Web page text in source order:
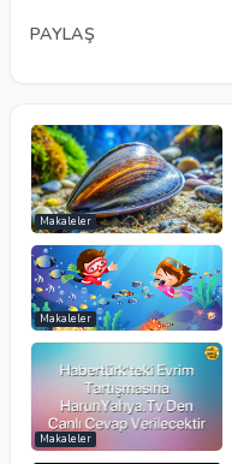
PAYLAŞ
Makaleler
Makaleler
Makaleler